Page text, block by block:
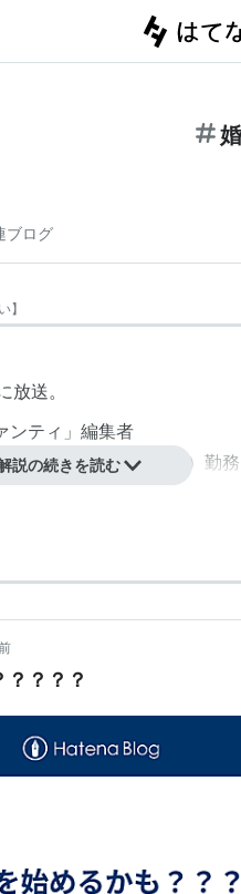
ブログ
】
送。
ンティ」編集者
ィーラー（プジョー）勤務
説の続きを読む
？？？